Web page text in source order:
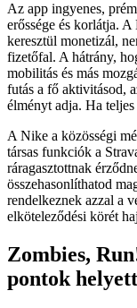
Az app ingyenes,
erőssége és korlátja.
keresztül monetizál,
fizetőfal. A hátrány,
mobilitás és más
futás a fő aktivitásod,
élményt adja. Ha
A Nike a közösségi
társas funkciók a
ráragasztottnak
összehasonlíthatod
rendelkeznek azzal a
elköteleződési körét
Zombies,
pontok helyett